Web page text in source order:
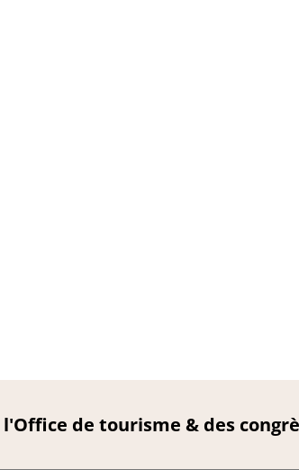
de tourisme & des